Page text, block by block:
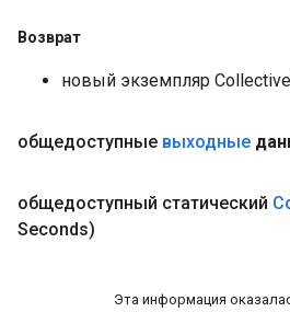
Возврат
новый экземпляр
общедоступные выходные
общедоступный статический
Seconds)
Эта информация